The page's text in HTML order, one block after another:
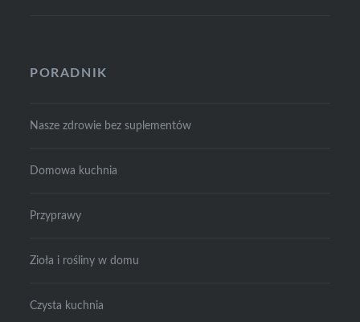
PORADNIK
Nasze zdrowie bez suplementów
Domowa kuchnia
Przyprawy
Zioła i rośliny w domu
Czysta kuchnia